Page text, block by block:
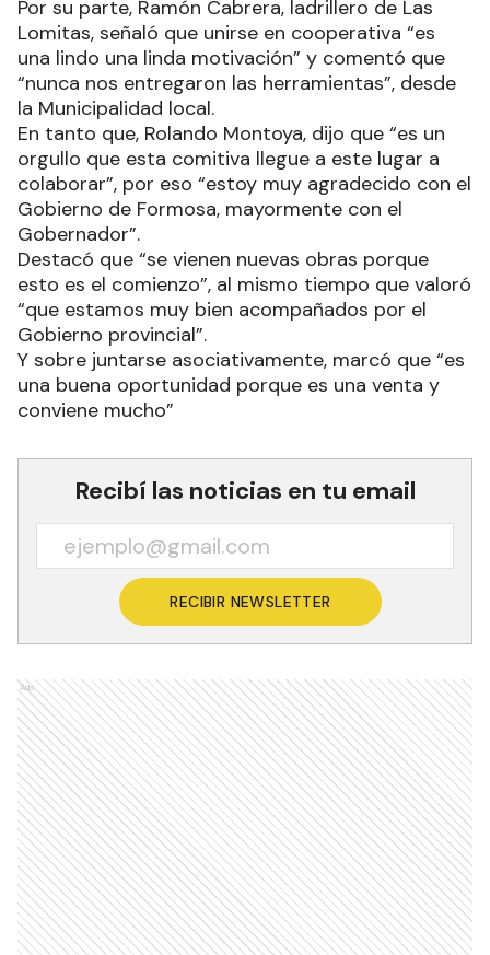
Por su parte, Ramón Cabrera, ladrillero de Las
Lomitas, señaló que unirse en cooperativa “es
una lindo una linda motivación” y comentó que
“nunca nos entregaron las herramientas”, desde
la Municipalidad local.
En tanto que, Rolando Montoya, dijo que “es un
orgullo que esta comitiva llegue a este lugar a
colaborar”, por eso “estoy muy agradecido con el
Gobierno de Formosa, mayormente con el
Gobernador”.
Destacó que “se vienen nuevas obras porque
esto es el comienzo”, al mismo tiempo que valoró
“que estamos muy bien acompañados por el
Gobierno provincial”.
Y sobre juntarse asociativamente, marcó que “es
una buena oportunidad porque es una venta y
conviene mucho”
Recibí las noticias en tu email
RECIBIR NEWSLETTER
Ads